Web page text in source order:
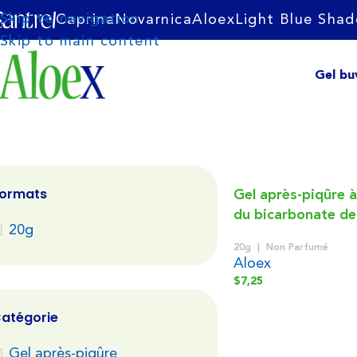
Skip to navigation
Skip to main content
CaprinaNovarnicaAloex Light Blue
Livraison gratuite avec tout achat de 75$ et plus sur
Gel
Gel après-
Soulagez rapidement vos piqûres d’insectes tout
20g
Gel après-piqûre
Gel après-piqûre
du bicarbonate
20g Non Parfumé
Aloex
$7,25